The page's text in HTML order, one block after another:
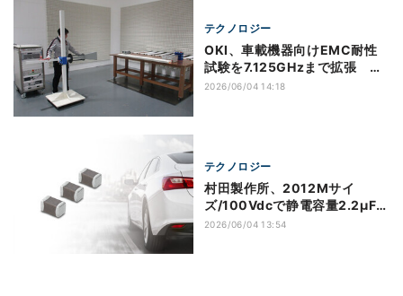
テクノロジー
OKI、車載機器向けEMC耐性
試験を7.125GHzまで拡張
Wi-Fi 6E対応で国内提供開始
2026/06/04 14:18
テクノロジー
村田製作所、2012Mサイ
ズ/100Vdcで静電容量2.2μFの
自動車向け樹脂外部電極チップ
2026/06/04 13:54